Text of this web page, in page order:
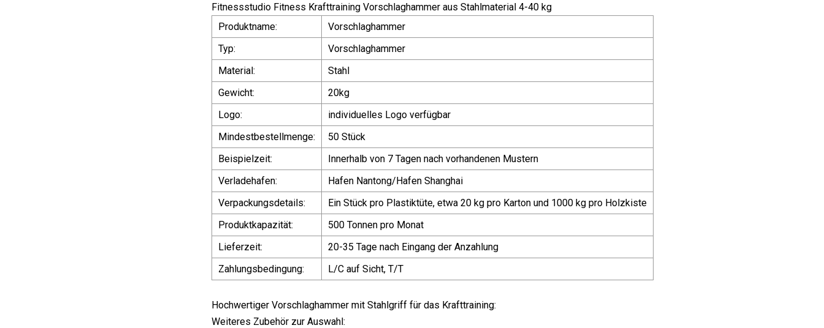
Fitnessstudio Fitness Krafttraining Vorschlaghammer aus Stahlmaterial 4-40 kg
Produktname:
Vorschlaghammer
Typ:
Vorschlaghammer
Material:
Stahl
Gewicht:
20kg
Logo:
individuelles Logo verfügbar
Mindestbestellmenge:
50 Stück
Beispielzeit:
Innerhalb von 7 Tagen nach vorhandenen Mustern
Verladehafen:
Hafen Nantong/Hafen Shanghai
Verpackungsdetails:
Ein Stück pro Plastiktüte, etwa 20 kg pro Karton und 1000 kg pro Holzkiste
Produktkapazität:
500 Tonnen pro Monat
Lieferzeit:
20-35 Tage nach Eingang der Anzahlung
Zahlungsbedingung:
L/C auf Sicht, T/T
Hochwertiger Vorschlaghammer mit Stahlgriff für das Krafttraining:
Weiteres Zubehör zur Auswahl: